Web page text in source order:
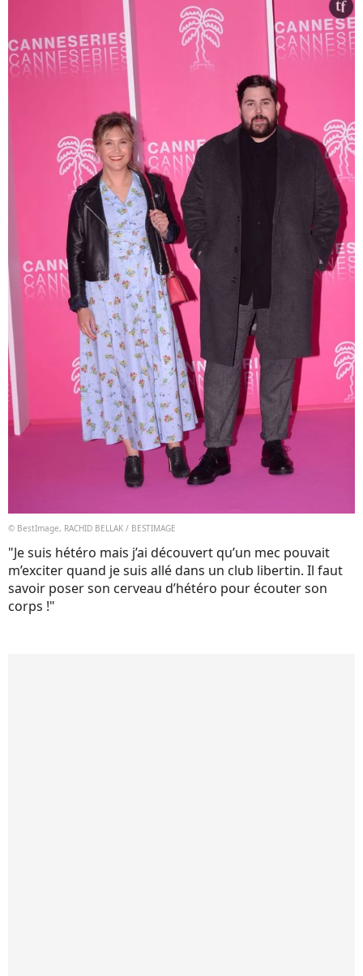
© BestImage, RACHID BELLAK / BESTIMAGE
"Je suis hétéro mais j’ai découvert qu’un mec pouvait
m’exciter quand je suis allé dans un club libertin. Il faut
savoir poser son cerveau d’hétéro pour écouter son
corps !"